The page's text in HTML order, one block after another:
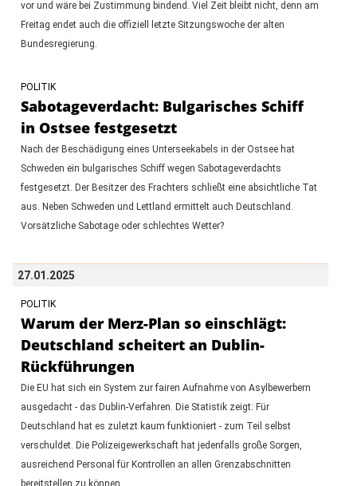
vor und wäre bei Zustimmung bindend. Viel Zeit bleibt nicht, denn am
Freitag endet auch die offiziell letzte Sitzungswoche der alten
Bundesregierung.
POLITIK
Sabotageverdacht: Bulgarisches Schiff
in Ostsee festgesetzt
Nach der Beschädigung eines Unterseekabels in der Ostsee hat
Schweden ein bulgarisches Schiff wegen Sabotageverdachts
festgesetzt. Der Besitzer des Frachters schließt eine absichtliche Tat
aus. Neben Schweden und Lettland ermittelt auch Deutschland.
Vorsätzliche Sabotage oder schlechtes Wetter?
27.01.2025
POLITIK
Warum der Merz-Plan so einschlägt:
Deutschland scheitert an Dublin-
Rückführungen
Die EU hat sich ein System zur fairen Aufnahme von Asylbewerbern
ausgedacht - das Dublin-Verfahren. Die Statistik zeigt: Für
Deutschland hat es zuletzt kaum funktioniert - zum Teil selbst
verschuldet. Die Polizeigewerkschaft hat jedenfalls große Sorgen,
ausreichend Personal für Kontrollen an allen Grenzabschnitten
bereitstellen zu können.